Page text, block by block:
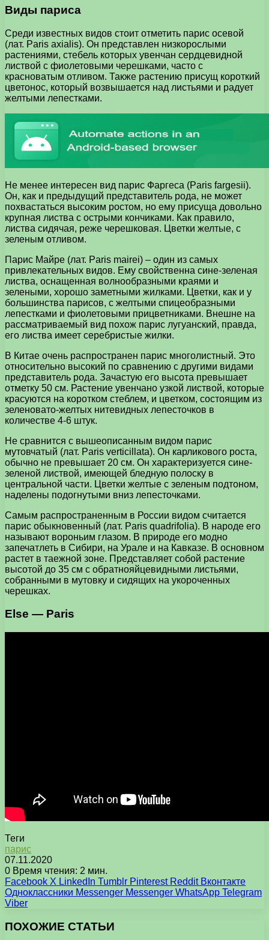
Виды париса
Среди известных видов стоит отметить парис осевой
(лат. Paris axialis). Он представлен низкорослыми
растениями, стебель которых увенчан сердцевидной
листвой с фиолетовыми черешками, часто с
красноватым отливом. Также растению присущ короткий
цветонос, который возвышается над листьями и радует
желтыми лепестками.
Не менее интересен вид парис Фаргеса (Paris fargesii).
Он, как и предыдущий представитель рода, не может
похвастаться высоким ростом, но ему присуща довольно
крупная листва с острыми кончиками. Как правило,
листва сидячая, реже черешковая. Цветки желтые, с
зеленым отливом.
Парис Майре (лат. Paris mairei) – один из самых
привлекательных видов. Ему свойственна сине-зеленая
листва, оснащенная волнообразными краями и
зелеными, хорошо заметными жилками. Цветки, как и у
большинства парисов, с желтыми спицеобразными
лепестками и фиолетовыми прицветниками. Внешне на
рассматриваемый вид похож парис лугуанский, правда,
его листва имеет серебристые жилки.
В Китае очень распространен парис многолистный. Это
относительно высокий по сравнению с другими видами
представитель рода. Зачастую его высота превышает
отметку 50 см. Растение увенчано узкой листвой, которые
красуются на коротком стеблем, и цветком, состоящим из
зеленовато-желтых нитевидных лепесточков в
количестве 4-6 штук.
Не сравнится с вышеописанным видом парис
мутовчатый (лат. Paris verticillata). Он карликового роста,
обычно не превышает 20 см. Он характеризуется сине-
зеленой листвой, имеющей бледную полоску в
центральной части. Цветки желтые с зеленым подтоном,
наделены подогнутыми вниз лепесточками.
Самым распространенным в России видом считается
парис обыкновенный (лат. Paris quadrifolia). В народе его
называют вороньим глазом. В природе его модно
запечатлеть в Сибири, на Урале и на Кавказе. В основном
растет в таежной зоне. Представляет собой растение
высотой до 35 см с обратнояйцевидными листьями,
собранными в мутовку и сидящих на укороченных
черешках.
Else — Paris
Теги
парис
07.11.2020
0 Время чтения: 2 мин.
Facebook X LinkedIn Tumblr Pinterest Reddit Вконтакте
Одноклассники Messenger Messenger WhatsApp Telegram
Viber
ПОХОЖИЕ СТАТЬИ